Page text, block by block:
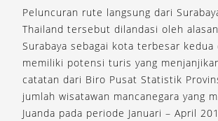
Peluncuran rute langsung dari
Thailand tersebut dilandasi oleh
Surabaya sebagai kota terbesar
memiliki potensi turis yang
catatan dari Biro Pusat Statistik
jumlah wisatawan mancanegara yang
Juanda pada periode Januari – April